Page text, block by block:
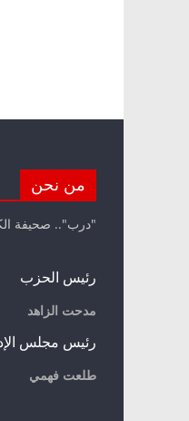
من نحن
"درب".. صحيفة
رئيس الحزب
مدحت الزاهد
رئيس مجلس
طلعت فهمي